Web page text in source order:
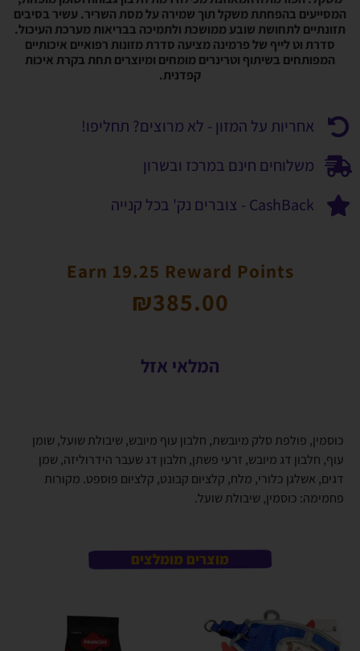
המסייעים בהפחתת משקל תוך שמירה על מסת השריר. עשיר בסיבים
תזונתיים לתחושת שובע ממושכת ולתמיכה בבריאות מערכת העיכול.
סדרת וט לייף של פרמינה מציעה סדרת מזונות רפואיים איכותיים
המפותחים בשיתוף וטרינרים מומחים ומיוצרים תחת בקרת איכות
קפדנית.
אחריות על המזון - לא מרוצים? תחליפו!
משלוחים חינם במרכז ובשרון
CashBack - צוברים נק' בכל קנייה
Earn 19.25 Reward Points
₪385.00
המלאי אזל
כוסמין, פולפת סלק מיובשת, חלבון עוף מיובש, שיבולת שועל, שומן
עוף, חלבון דג מיובש, זרעי פשתן, חלבון דג שעבר הידרוליזה, שמן
דגים, אשלגן כלורי, מלח, קלציום קבונט, קלציום פוספט. מקורות
פחמימה: כוסמין, שיבולת שועל.
מוצרים מומלצים